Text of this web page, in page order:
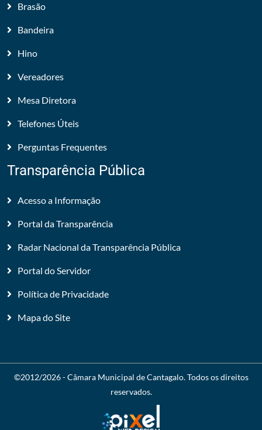
Brasão
Bandeira
Hino
Vereadores
Mesa Diretora
Telefones Úteis
Perguntas Frequentes
Transparência Pública
Acesso a Informação
Portal da Transparência
Radar Nacional da Transparência Pública
Portal do Servidor
Política de Privacidade
Mapa do Site
©2012/2026 -Câmara Municipal de Cantagalo. Todos os direitos
reservados.